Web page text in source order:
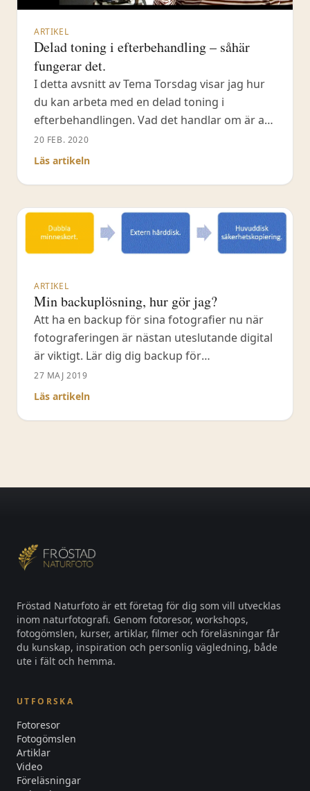
ARTIKEL
Delad toning i efterbehandling – såhär
fungerar det.
I detta avsnitt av Tema Torsdag visar jag hur
du kan arbeta med en delad toning i
efterbehandlingen. Vad det handlar om är att
du i din bild blandar in färgnyanser i
högdagrarna eller skuggorna, kanske i båda.
blandas varsamt för
20 FEB. 2020
Läs artikeln
ARTIKEL
Min backuplösning, hur gör jag?
Att ha en backup för sina fotografier nu när
fotograferingen är nästan uteslutande digital
är viktigt. Lär dig dig backup för
naturfotografen.
27 MAJ 2019
Läs artikeln
Fröstad Naturfoto är ett företag för dig som vill utvecklas
inom naturfotografi. Genom fotoresor, workshops,
fotogömslen, kurser, artiklar, filmer och föreläsningar får
du kunskap, inspiration och personlig vägledning, både
ute i fält och hemma.
UTFORSKA
Fotoresor
Fotogömslen
Artiklar
Video
Föreläsningar